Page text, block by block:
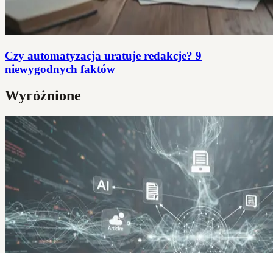
Czy automatyzacja uratuje redakcje? 9
niewygodnych faktów
Wyróżnione